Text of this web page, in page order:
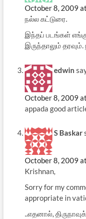
October 8, 2009
நல்ல கட்டுரை.
இந்தப் படங்கள்
இருந்தாலும் தரவும்.
edwin
October 8, 2009
appada good
S Baskar
October 8, 2009
Krishnan,
Sorry for my
appropriate in
..எதனால்,